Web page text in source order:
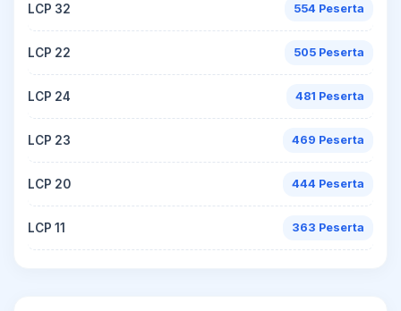
LCP 32 554 Peserta
LCP 22 505 Peserta
LCP 24 481 Peserta
LCP 23 469 Peserta
LCP 20 444 Peserta
LCP 11 363 Peserta